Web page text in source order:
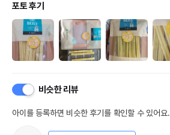
포토 후기
비슷한 리뷰
아이를 등록하면 비슷한 후기를 확인할 수 있어요.